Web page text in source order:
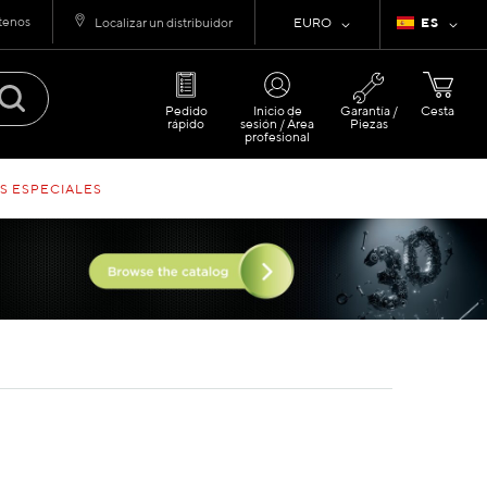
Lenguaje
ES
Moneda
EURO
Localizar un distribuidor
Cesta
Pedido
rápido
Inicio de
sesión / Área
profesional
Garantía /
Piezas
ESPECIALES